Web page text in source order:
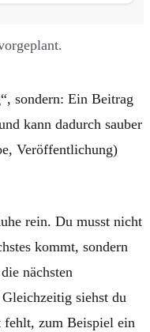
sondern: Ein Beitrag
kann dadurch sauber
Veröffentlichung)
rein. Du musst nicht
kommt, sondern
nächsten
siehst du
zum Beispiel ein